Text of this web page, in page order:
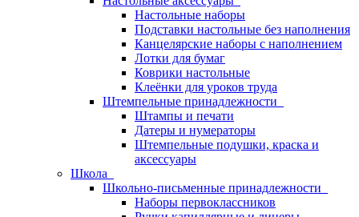
Настольные наборы
Подставки настольные без наполнения
Канцелярские наборы с наполнением
Лотки для бумаг
Коврики настольные
Клеёнки для уроков труда
Штемпельные принадлежности
Штампы и печати
Датеры и нумераторы
Штемпельные подушки, краска и
аксессуары
Школа
Школьно-письменные принадлежности
Наборы первоклассников